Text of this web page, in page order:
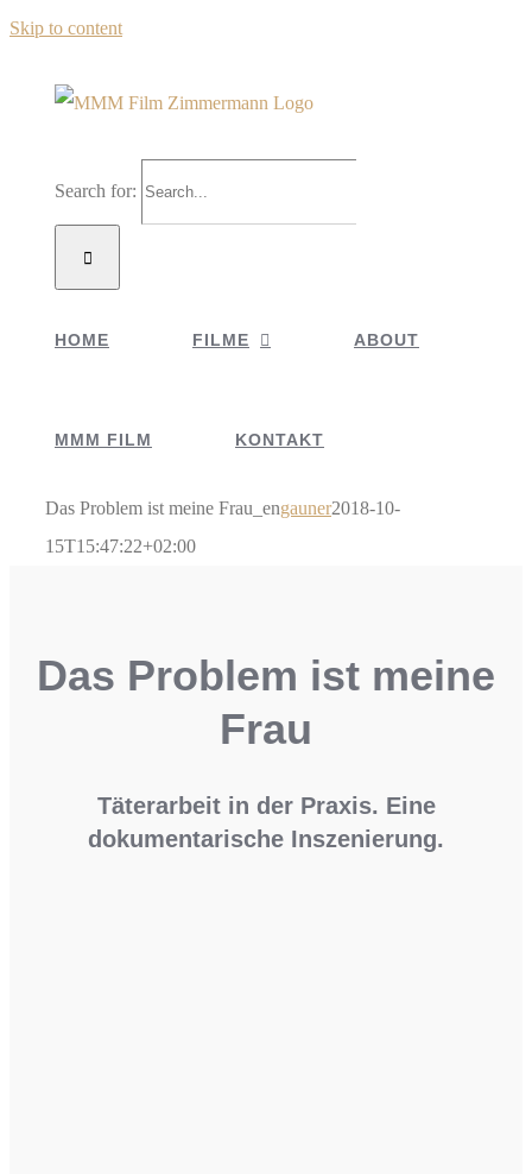
Skip to content
Search for:
HOME FILME ABOUT
MMM FILM KONTAKT
Das Problem ist meine Frau_engauner2018-10-
15T15:47:22+02:00
Das Problem ist meine
Frau
Täterarbeit in der Praxis. Eine
dokumentarische Inszenierung.